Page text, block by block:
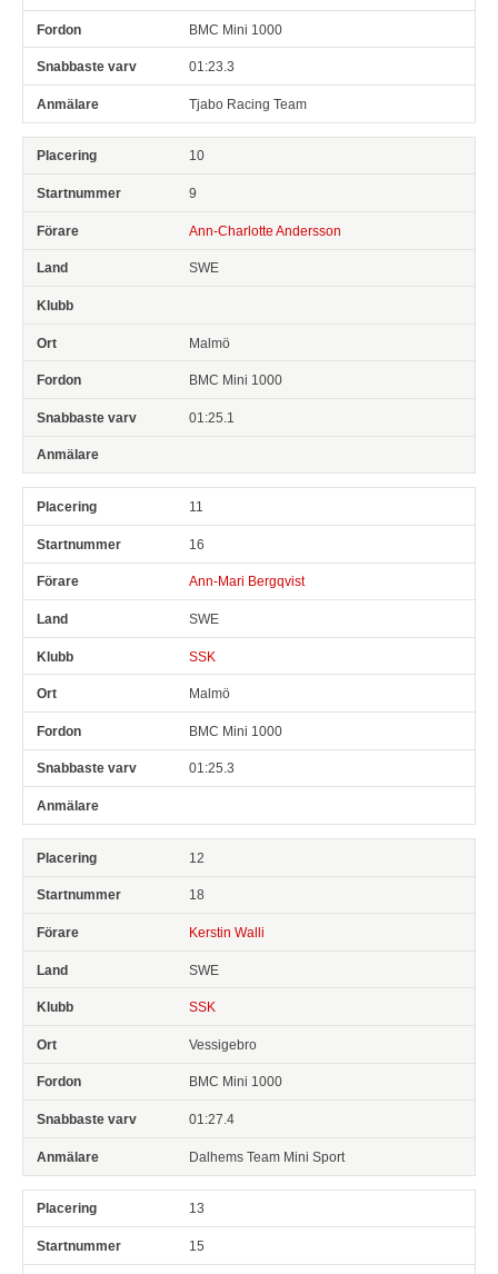
BMC Mini 1000
01:23.3
Tjabo Racing Team
10
9
Ann-Charlotte Andersson
SWE
Malmö
BMC Mini 1000
01:25.1
11
16
Ann-Mari Bergqvist
SWE
SSK
Malmö
BMC Mini 1000
01:25.3
12
18
Kerstin Walli
SWE
SSK
Vessigebro
BMC Mini 1000
01:27.4
Dalhems Team Mini Sport
13
15